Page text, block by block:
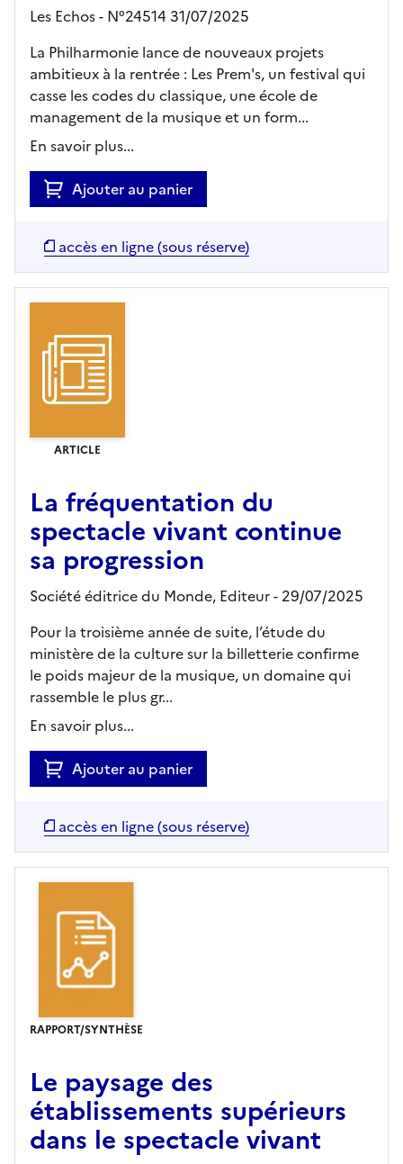
Les Echos - N°24514 31/07/2025
La Philharmonie lance de nouveaux projets
ambitieux à la rentrée : Les Prem's, un festival qui
casse les codes du classique, une école de
management de la musique et un form...
En savoir plus...
Ajouter au panier
accès en ligne (sous réserve)
ARTICLE
La fréquentation du
spectacle vivant continue
sa progression
Société éditrice du Monde, Editeur- 29/07/2025
Pour la troisième année de suite, l’étude du
ministère de la culture sur la billetterie confirme
le poids majeur de la musique, un domaine qui
rassemble le plus gr...
En savoir plus...
Ajouter au panier
accès en ligne (sous réserve)
RAPPORT/SYNTHÈSE
Le paysage des
établissements supérieurs
dans le spectacle vivant